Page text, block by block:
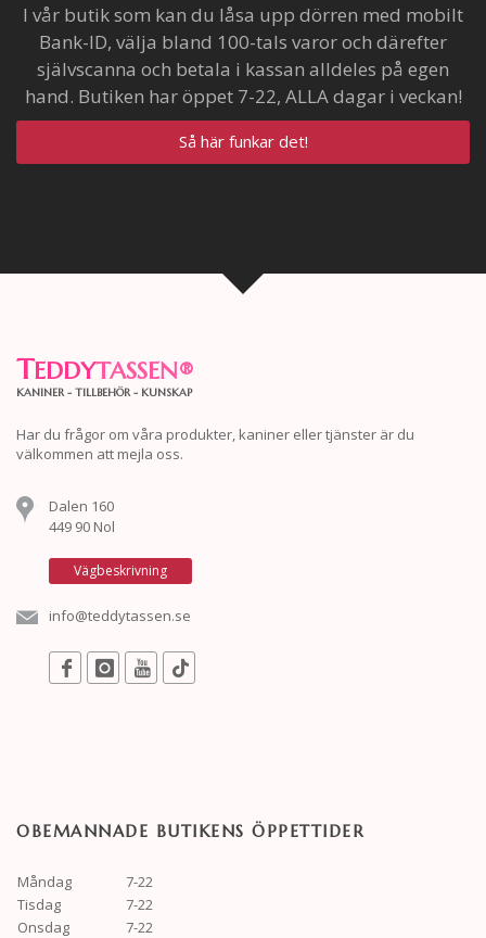
I vår butik som kan du låsa upp dörren med mobilt
Bank-ID, välja bland 100-tals varor och därefter
självscanna och betala i kassan alldeles på egen
hand. Butiken har öppet 7-22, ALLA dagar i veckan!
Så här funkar det!
TEDDYTASSEN®
KANINER - TILLBEHÖR - KUNSKAP
Har du frågor om våra produkter, kaniner eller tjänster är du
välkommen att mejla oss.
Dalen 160
449 90 Nol
Vägbeskrivning
info@teddytassen.se
OBEMANNADE BUTIKENS ÖPPETTIDER
Måndag
7-22
Tisdag
7-22
Onsdag
7-22